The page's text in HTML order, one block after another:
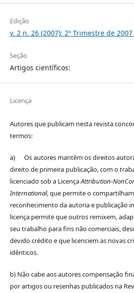
Edição
v. 2 n. 26 (2007): 2º Trimestre de
Seção
Artigos científicos:
Licença
Autores que publicam nesta revista
termos:
a) Os autores mantêm os direitos
direito de primeira publicação, com o
licenciado sob a LicençaAttribution-
International, que permite o
reconhecimento da autoria e publicação
licença permite que outros remixem,
seu trabalho para fins não comerciais,
devido crédito e que licenciem as novas
idênticos.
b) Não cabe aos autores compensação
por artigos ou resenhas publicados na